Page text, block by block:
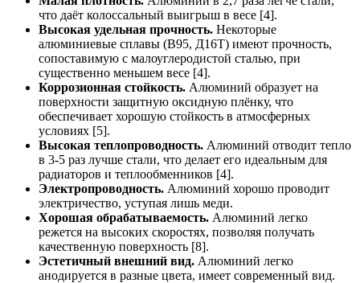
что даёт колоссальный выигрыш в весе [4].
Высокая удельная прочность. Некоторые
алюминиевые сплавы (В95, Д16Т) имеют прочность,
сопоставимую с малоуглеродистой сталью, при
существенно меньшем весе [4].
Коррозионная стойкость. Алюминий образует на
поверхности защитную оксидную плёнку, что
обеспечивает хорошую стойкость в атмосферных
условиях [5].
Высокая теплопроводность. Алюминий отводит тепло
в 3-5 раз лучше стали, что делает его идеальным для
радиаторов и теплообменников [4].
Электропроводность. Алюминий хорошо проводит
электричество, уступая лишь меди.
Хорошая обрабатываемость. Алюминий легко
режется на высоких скоростях, позволяя получать
качественную поверхность [8].
Эстетичный внешний вид. Алюминий легко
анодируется в разные цвета, имеет современный вид.